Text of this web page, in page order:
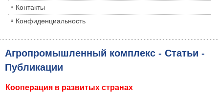
Контакты
Конфиденциальность
Агропромышленный комплекс - Статьи -
Публикации
Кооперация в развитых странах